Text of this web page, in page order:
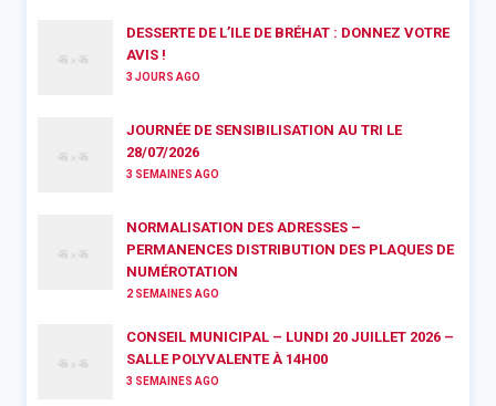
DESSERTE DE L’ILE DE BRÉHAT : DONNEZ VOTRE
AVIS !
3 JOURS AGO
JOURNÉE DE SENSIBILISATION AU TRI LE
28/07/2026
3 SEMAINES AGO
NORMALISATION DES ADRESSES –
PERMANENCES DISTRIBUTION DES PLAQUES DE
NUMÉROTATION
2 SEMAINES AGO
CONSEIL MUNICIPAL – LUNDI 20 JUILLET 2026 –
SALLE POLYVALENTE À 14H00
3 SEMAINES AGO